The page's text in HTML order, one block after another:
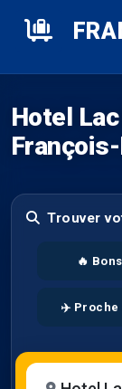
Hotel
Trouver
🔥
✈️ Proche